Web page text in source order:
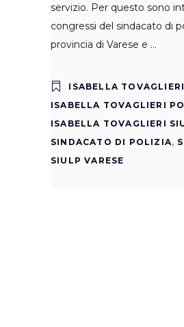
servizio. Per questo sono
congressi del sindacato di
provincia di Varese e
ISABELLA
ISABELLA TOVAGLIERI
ISABELLA TOVAGLIERI
SINDACATO DI POLIZIA,
SIULP VARESE